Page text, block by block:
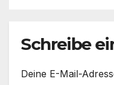
Schreibe
Deine E-Mail-